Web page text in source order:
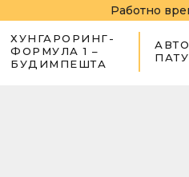
Работно
ХУНГАРОРИНГ-
ФОРМУЛА 1 –
БУДИМПЕШТА